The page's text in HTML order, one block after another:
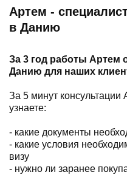
Артем -
в Данию
За 3 год работы Артем
Данию для наших
За 5 минут
узнаете:
- какие документы
- какие условия
визу
- нужно ли заранее